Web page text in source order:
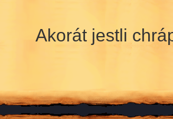
Akorát jestli